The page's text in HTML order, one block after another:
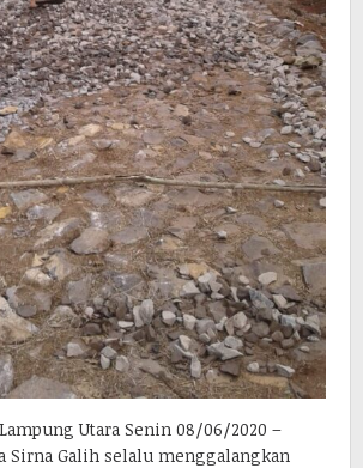
Utara Senin 08/06/2020 –
Sirna Galih selalu menggalangkan